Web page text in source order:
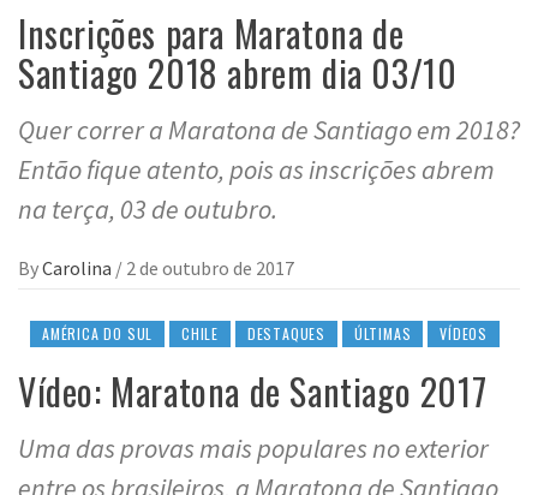
Inscrições para Maratona de
Santiago 2018 abrem dia 03/10
Quer correr a Maratona de Santiago em 2018?
Então fique atento, pois as inscrições abrem
na terça, 03 de outubro.
ByCarolina / 2 de outubro de 2017
AMÉRICA DO SUL CHILE DESTAQUES ÚLTIMAS VÍDEOS
Vídeo: Maratona de Santiago 2017
Uma das provas mais populares no exterior
entre os brasileiros, a Maratona de Santiago